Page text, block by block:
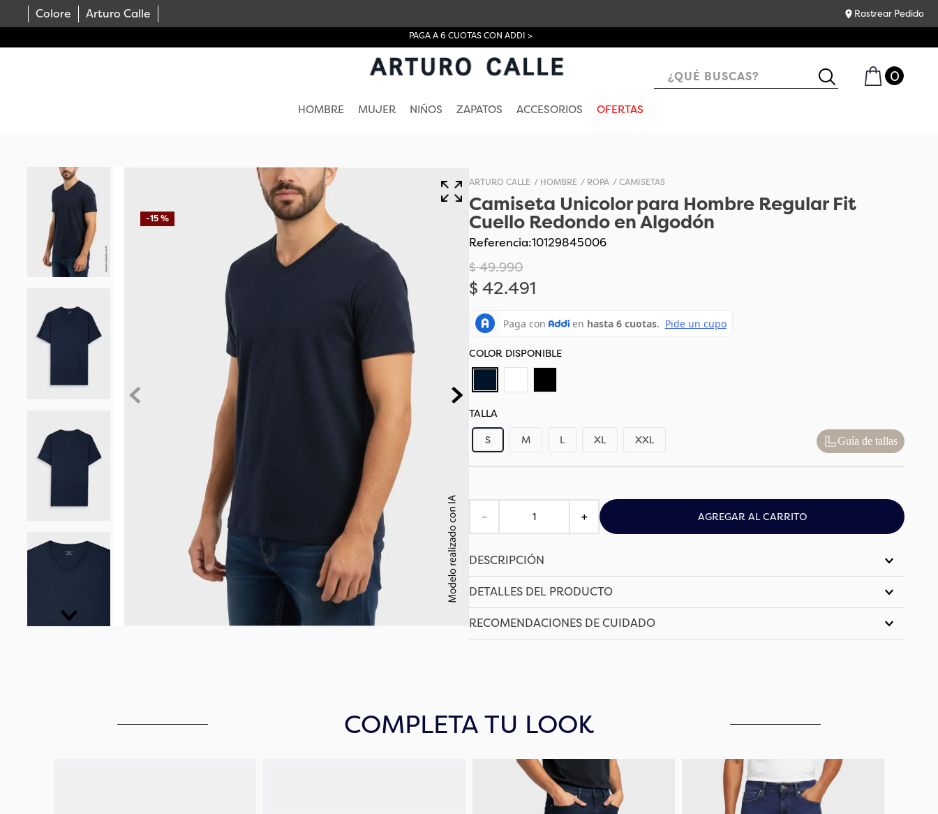
Colore Arturo Calle Rastrear Pedido
PAGA A 6 CUOTAS CON ADDI >
¿QUÉ BUSCAS?
HOMBRE MUJER NIÑOS ZAPATOS ACCESORIOS OFERTAS
-15 %
HOMBRE ROPA CAMISETAS
Camiseta Unicolor para Hombre Regular Fit
Cuello Redondo en Algodón
Referencia:10129845006
$ 49.990
$ 42.491
TALLA
S M L XL XXL Guía de tallas
＋
－ AGREGAR AL CARRITO
DESCRIPCIÓN
DETALLES DEL PRODUCTO
RECOMENDACIONES DE CUIDADO
COMPLETA TU LOOK